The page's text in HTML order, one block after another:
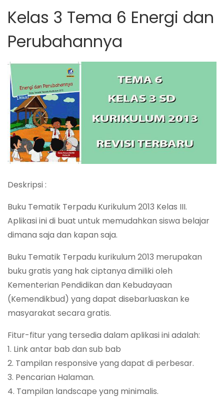
Kelas 3 Tema 6 Energi dan
Perubahannya
Deskripsi :
Buku Tematik Terpadu Kurikulum 2013 Kelas III.
Aplikasi ini di buat untuk memudahkan siswa belajar
dimana saja dan kapan saja.
Buku Tematik Terpadu kurikulum 2013 merupakan
buku gratis yang hak ciptanya dimiliki oleh
Kementerian Pendidikan dan Kebudayaan
(Kemendikbud) yang dapat disebarluaskan ke
masyarakat secara gratis.
Fitur-fitur yang tersedia dalam aplikasi ini adalah:
1. Link antar bab dan sub bab
2. Tampilan responsive yang dapat di perbesar.
3. Pencarian Halaman.
4. Tampilan landscape yang minimalis.